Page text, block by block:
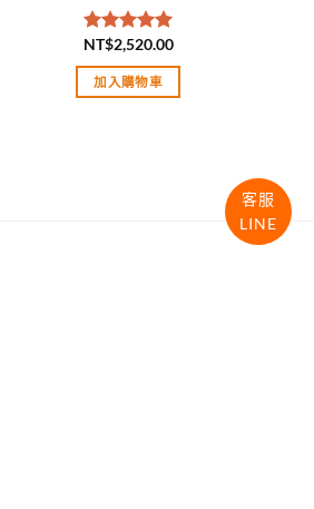
評分5.00
滿分 5
NT$2,520.00
加入購物車
客服
LINE